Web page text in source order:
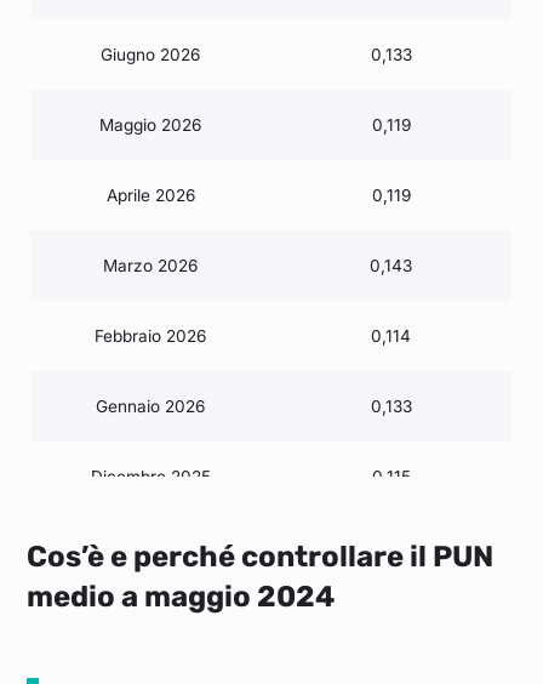
Giugno 2026 0,133
Maggio 2026 0,119
Aprile 2026 0,119
Marzo 2026 0,143
Febbraio 2026 0,114
Gennaio 2026 0,133
Dicembre 2025 0,115
Novembre 2025 0,117
Ottobre 2025
Cos’è e perché controllare il PUN
medio a maggio 2024